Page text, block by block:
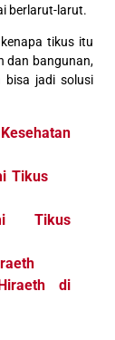
berlarut-larut.
tikus itu
dan bangunan,
bisa jadi solusi
Tikus
Tikus
di